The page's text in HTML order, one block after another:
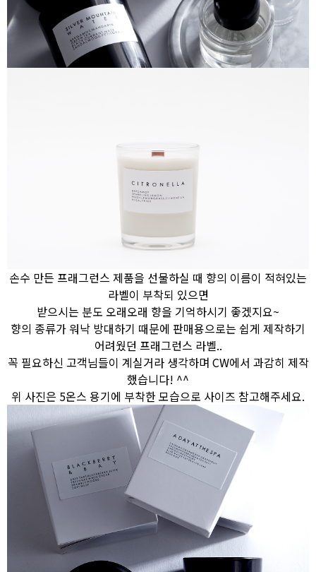
손수 만든 프래그런스 제품을 선물하실 때 향의 이름이 적혀있는
라벨이 부착되 있으면
받으시는 분도 오래오래 향을 기억하시기 좋겠지요~
향의 종류가 워낙 방대하기 때문에 판매용으로는 쉽게 제작하기
어려웠던 프래그런스 라벨..
꼭 필요하신 고객님들이 계실거라 생각하며 CW에서 과감히 제작
했습니다! ^^
위 사진은 5온스 용기에 부착한 모습으로 사이즈 참고해주세요.